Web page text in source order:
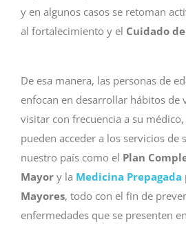
y en algunos casos se retoman
al fortalecimiento y el Cuidado
De esa manera, las personas de
enfocan en desarrollar hábitos de
visitar con frecuencia a su médico,
pueden acceder a los servicios de
nuestro país como el Plan
Mayor y la Medicina Prepagada
Mayores, todo con el fin de
enfermedades que se presenten